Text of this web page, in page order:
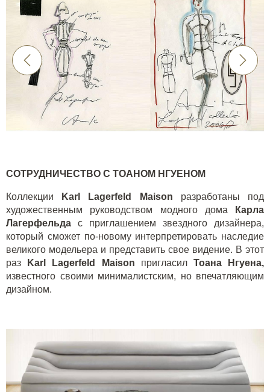
СОТРУДНИЧЕСТВО С ТОАНОМ НГУЕНОМ
Коллекции Karl Lagerfeld Maison
разработаны под
художественным руководством модного дома
Карла
Лагерфельда с приглашением звездного дизайнера,
который сможет по-новому интерпретировать наследие
великого модельера и представить свое видение. В этот
раз
Karl Lagerfeld Maison пригласил Тоана Нгуена,
известного своими минималистским, но впечатляющим
дизайном.